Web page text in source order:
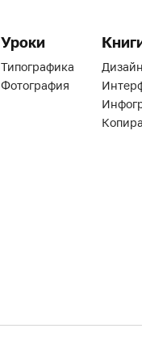
Уроки
Типографика
Фотография
Дизайн